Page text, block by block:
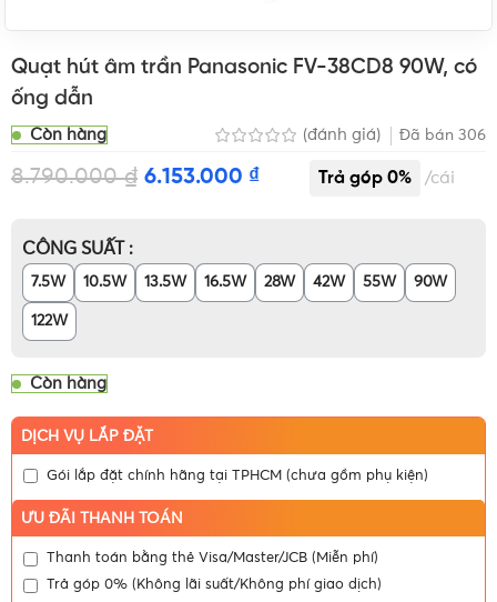
Quạt hút âm trần Panasonic FV-38CD8 90W, có
ống dẫn
Còn hàng (đánh giá) Đã bán 306
8.790.000₫ 6.153.000 ₫ cái
CÔNG SUẤT
7.5W 10.5W 13.5W 16.5W 28W 42W 55W 90W
122W
Còn hàng
DỊCH VỤ LẮP ĐẶT
Gói lắp đặt chính hãng tại TPHCM (chưa gồm phụ kiện)
ƯU ĐÃI THANH TOÁN
Thanh toán bằng thẻ Visa/Master/JCB (Miễn phí)
Trả góp 0% (Không lãi suất/Không phí giao dịch)